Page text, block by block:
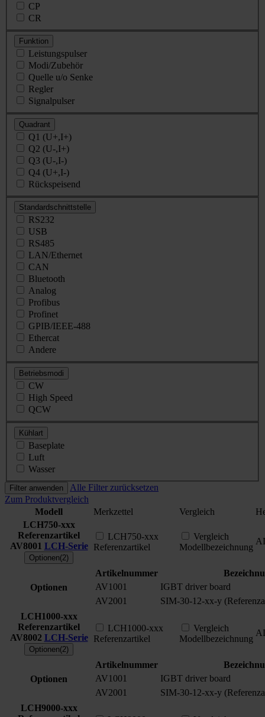
CP
CR
Funktion
Leistungspulser
Modi/Zubehör
Quelle u/o Senke
Regler
Signalpulser
Quadrant
Q1 (U+,I+)
Q2 (U-,I+)
Q3 (U-,I-)
Q4 (U+,I-)
Rückspeisend
Standardschnittstelle
RS232
USB
RS485
LAN/Ethernet
CAN
Bluetooth
Analog
Profibus
Profinet
GPIB/IEEE-488
Ethercat
Andere
Betriebsmodi
CW
High Speed
QCW
Kühlart
Baseplate
Luft
Wasser
Filter anwenden
Alle Filter zurücksetzen
Zum Produktvergleich
Modell
Merkzettel Vergleich
LCH750-xxx
Referenzartikel
AV8001 LCH-Serie
Optionen(2)
LCH750-xxx
Referenzartikel
Vergleich
Modellbezeichnung
Optionen
Artikelnummer
AV1001
IGBT driver board
AV2001
SIM-30-12-xx-y
LCH1000-xxx
Referenzartikel
AV8002 LCH-Serie
Optionen(2)
LCH1000-xxx
Referenzartikel
Vergleich
Modellbezeichnung
Optionen
Artikelnummer
AV1001
IGBT driver board
AV2001
SIM-30-12-xx-y
LCH9000-xxx